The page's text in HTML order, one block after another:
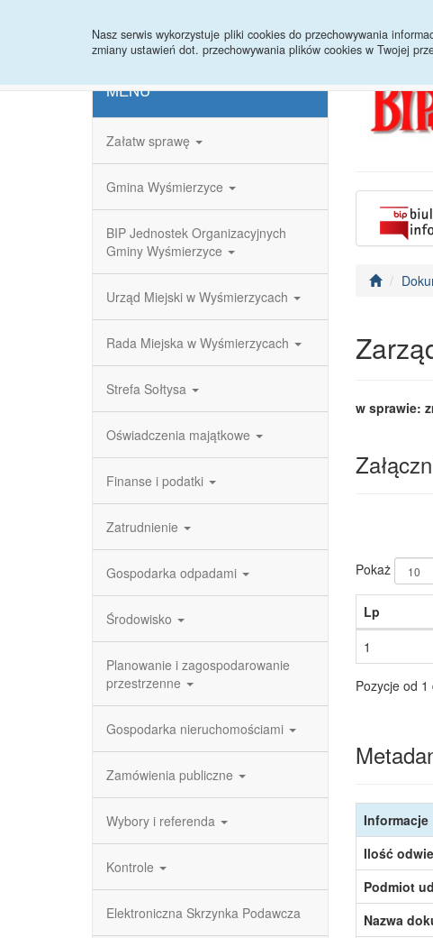
Nasz serwis wykorzystuje pliki cookies do przechowywania
zmiany ustawień dot. przechowywania plików cookies w Twojej
MENU
Załatw sprawę
Gmina Wyśmierzyce
BIP Jednostek Organizacyjnych
Gminy Wyśmierzyce
Urząd Miejski w Wyśmierzycach
Rada Miejska w Wyśmierzycach
Strefa Sołtysa
Oświadczenia majątkowe
Finanse i podatki
Zatrudnienie
Gospodarka odpadami
Środowisko
Planowanie i zagospodarowanie
przestrzenne
Gospodarka nieruchomościami
Zamówienia publiczne
Wybory i referenda
Kontrole
Elektroniczna Skrzynka Podawcza
w sprawie:
Pokaż
Lp
1
Pozycje od 1
Informacje
Ilość
Podmiot
Nazwa